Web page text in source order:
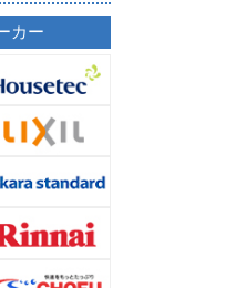
カー